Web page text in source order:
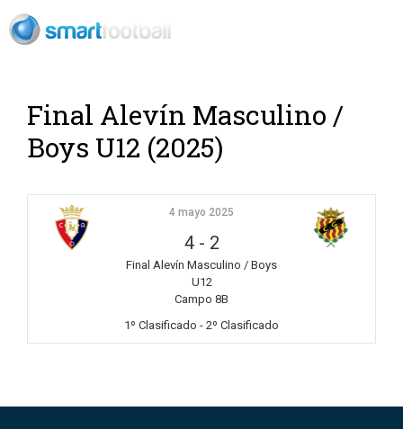
Final Alevín Masculino /
Boys U12 (2025)
4 mayo 2025
4- 2
Final Alevín Masculino / Boys
U12
Campo 8B
1º Clasificado - 2º Clasificado